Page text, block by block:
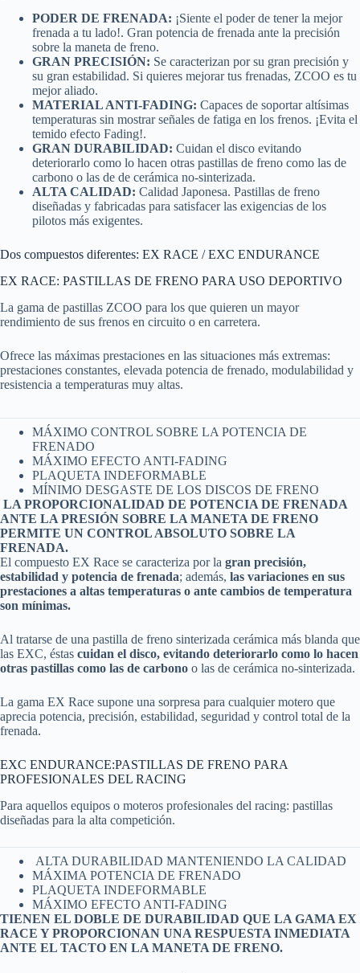
PODER DE FRENADA: ¡Siente el poder de tener la mejor
frenada a tu lado!. Gran potencia de frenada ante la precisión
sobre la maneta de freno.
GRAN PRECISIÓN: Se caracterizan por su gran precisión y
su gran estabilidad. Si quieres mejorar tus frenadas, ZCOO es tu
mejor aliado.
MATERIAL ANTI-FADING: Capaces de soportar altísimas
temperaturas sin mostrar señales de fatiga en los frenos. ¡Evita el
temido efecto Fading!.
GRAN DURABILIDAD: Cuidan el disco evitando
deteriorarlo como lo hacen otras pastillas de freno como las de
carbono o las de de cerámica no-sinterizada.
ALTA CALIDAD: Calidad Japonesa. Pastillas de freno
diseñadas y fabricadas para satisfacer las exigencias de los
pilotos más exigentes.
Dos compuestos diferentes: EX RACE / EXC ENDURANCE
EX RACE: PASTILLAS DE FRENO PARA USO DEPORTIVO
La gama de pastillas ZCOO para los que quieren un mayor
rendimiento de sus frenos en circuito o en carretera.
Ofrece las máximas prestaciones en las situaciones más extremas:
prestaciones constantes, elevada potencia de frenado, modulabilidad y
resistencia a temperaturas muy altas.
MÁXIMO CONTROL SOBRE LA POTENCIA DE
FRENADO
MÁXIMO EFECTO ANTI-FADING
PLAQUETA INDEFORMABLE
MÍNIMO DESGASTE DE LOS DISCOS DE FRENO
LA PROPORCIONALIDAD DE POTENCIA DE FRENADA
ANTE LA PRESIÓN SOBRE LA MANETA DE FRENO
PERMITE UN CONTROL ABSOLUTO SOBRE LA
FRENADA.
El compuesto EX Race se caracteriza por la gran precisión,
estabilidad y potencia de frenada; además, las variaciones en sus
prestaciones a altas temperaturas o ante cambios de temperatura
son mínimas.
Al tratarse de una pastilla de freno sinterizada cerámica más blanda que
las EXC, éstas cuidan el disco, evitando deteriorarlo como lo hacen
otras pastillas como las de carbono o las de cerámica no-sinterizada.
La gama EX Race supone una sorpresa para cualquier motero que
aprecia potencia, precisión, estabilidad, seguridad y control total de la
frenada.
EXC ENDURANCE:PASTILLAS DE FRENO PARA
PROFESIONALES DEL RACING
Para aquellos equipos o moteros profesionales del racing: pastillas
diseñadas para la alta competición.
ALTA DURABILIDAD MANTENIENDO LA CALIDAD
MÁXIMA POTENCIA DE FRENADO
PLAQUETA INDEFORMABLE
MÁXIMO EFECTO ANTI-FADING
TIENEN EL DOBLE DE DURABILIDAD QUE LA GAMA EX
RACE Y PROPORCIONAN UNA RESPUESTA INMEDIATA
ANTE EL TACTO EN LA MANETA DE FRENO.